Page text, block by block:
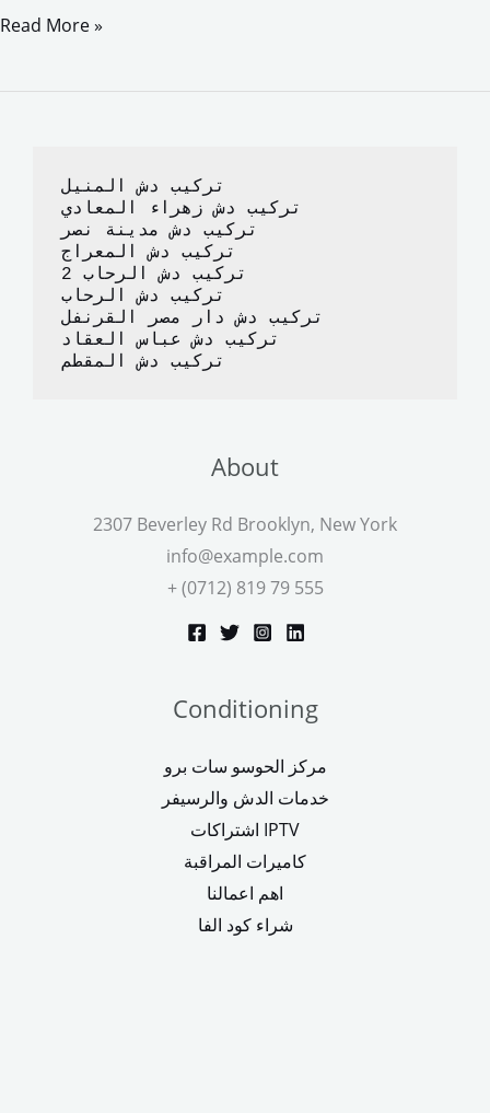
c
b
st
d
n
Read More »
تركيب دش المنيل
تركيب دش زهراء المعادي
تركيب دش مدينة نصر
تركيب دش الرحاب 2
تركيب دش الرحاب
تركيب دش دار مصر القرنفل
تركيب دش عباس العقاد
تركيب دش المقطم
About
2307 Beverley Rd Brooklyn, New York
info@example.com
+ (0712) 819 79 555
Conditioning
مركز الحوسو سات برو
خدمات الدش والرسيفر
اشتراكات IPTV
كاميرات المراقبة
اهم اعمالنا
شراء كود الفا